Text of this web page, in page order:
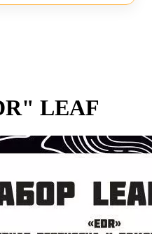
LEAF